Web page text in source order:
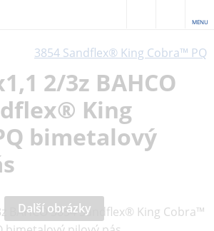
MENU
3854 Sandflex® King Cobra™ PQ
2/3z BAHCO
King
bimetalový
Další obrázky